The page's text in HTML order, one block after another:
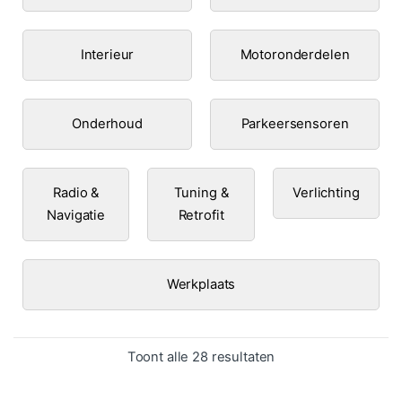
Interieur Motoronderdelen
Onderhoud Parkeersensoren
Radio &
Navigatie
Tuning &
Retrofit
Verlichting
Werkplaats
Toont alle 28 resultaten